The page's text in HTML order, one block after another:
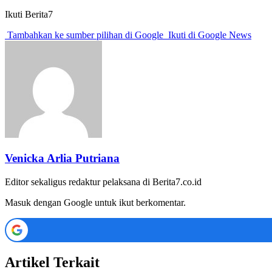
Ikuti Berita7
Tambahkan ke sumber pilihan di Google Ikuti di Google News
Venicka Arlia Putriana
Editor sekaligus redaktur pelaksana di Berita7.co.id
Masuk dengan Google untuk ikut berkomentar.
Artikel Terkait